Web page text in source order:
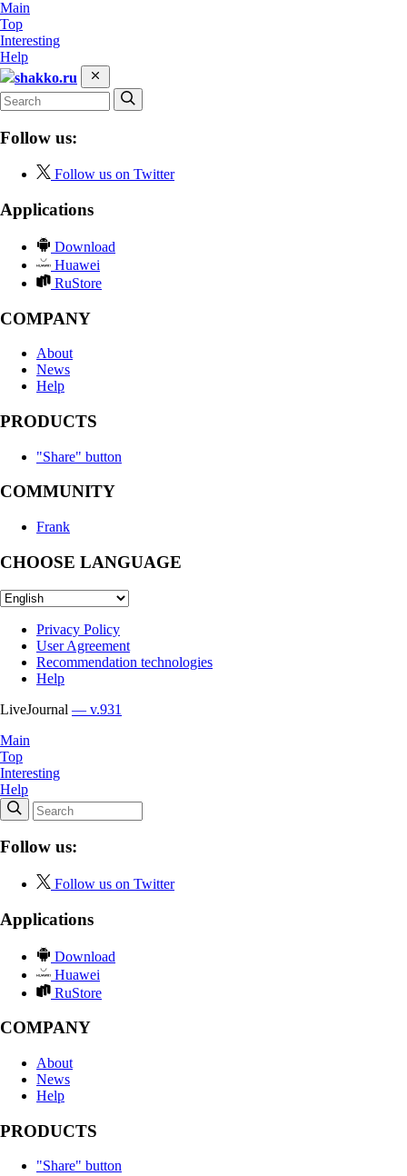
Main
Top
Interesting
Help
shakko.ru
Follow us:
Follow us on Twitter
Applications
Download
Huawei
RuStore
COMPANY
About
News
Help
PRODUCTS
"Share" button
COMMUNITY
Frank
CHOOSE LANGUAGE
Privacy Policy
User Agreement
Recommendation technologies
Help
LiveJournal — v.931
Main
Top
Interesting
Help
Follow us:
Follow us on Twitter
Applications
Download
Huawei
RuStore
COMPANY
About
News
Help
PRODUCTS
"Share" button